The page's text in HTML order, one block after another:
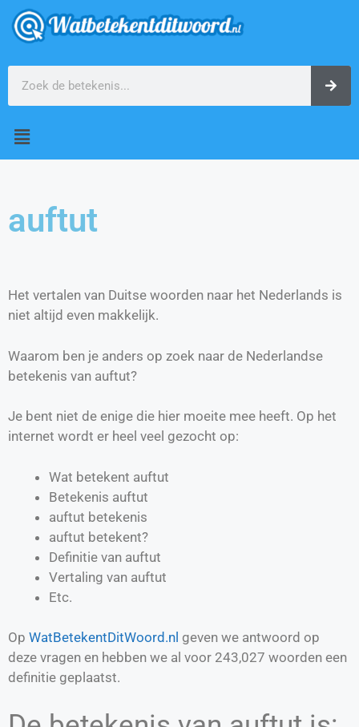
auftut
Het vertalen van Duitse woorden naar het Nederlands is
niet altijd even makkelijk.
Waarom ben je anders op zoek naar de Nederlandse
betekenis van auftut?
Je bent niet de enige die hier moeite mee heeft. Op het
internet wordt er heel veel gezocht op:
Wat betekent auftut
Betekenis auftut
auftut betekenis
auftut betekent?
Definitie van auftut
Vertaling van auftut
Etc.
Op WatBetekentDitWoord.nl geven we antwoord op
deze vragen en hebben we al voor 243,027 woorden een
definitie geplaatst.